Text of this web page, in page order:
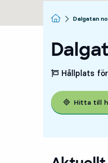
Startsida
Dalgatan
Hållplats
Hitta till